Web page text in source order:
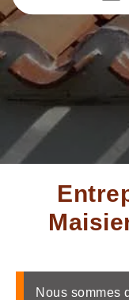
Nous sommes